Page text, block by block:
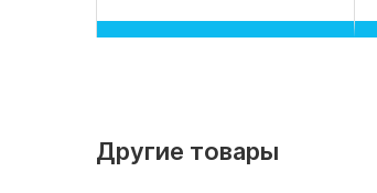
Другие товары